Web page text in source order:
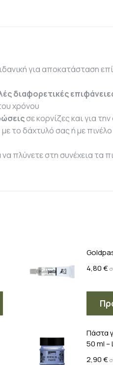
για αποκατάσταση
διαφορετικές
χρόνου
σε κορνίζες και για την
το δάχτυλό σας ή με
πλύνετε στη συνέχεια τα
4,80€
Πάστα
50 ml –
2,90€